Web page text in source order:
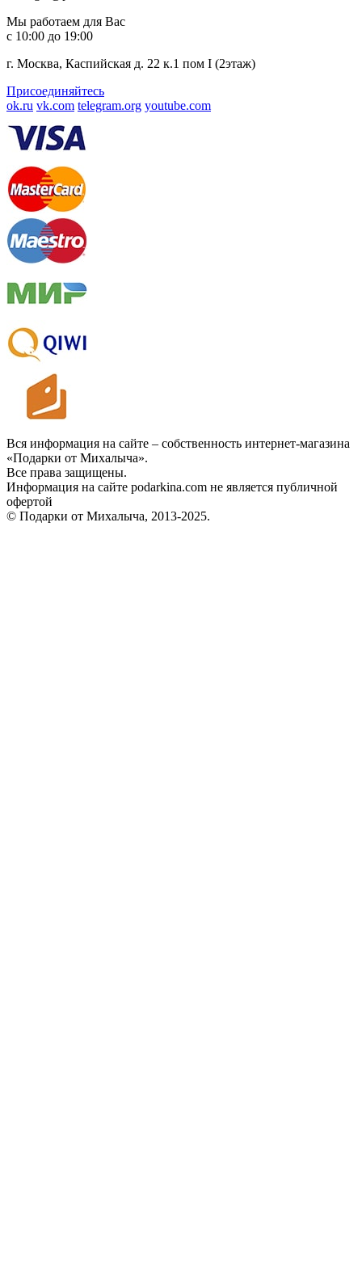
Мы работаем для Вас
с 10:00 до 19:00
г. Москва, Каспийская д. 22 к.1 пом I (2этаж)
Присоединяйтесь
ok.ru vk.com telegram.org youtube.com
Вся информация на сайте – собственность интернет-магазина
«Подарки от Михалыча».
Все права защищены.
Информация на сайте podarkina.com не является публичной
офертой
© Подарки от Михалыча, 2013-2025.